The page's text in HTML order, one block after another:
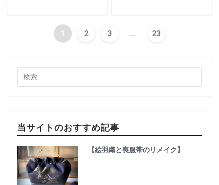
1 2 3 … 23
当サイトのおすすめ記事
【絵羽織と喪服帯のリメイク】